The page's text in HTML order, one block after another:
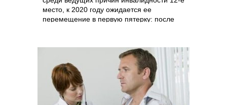
место, к 2020 году ожидается ее
перемещение в первую пятерку: после